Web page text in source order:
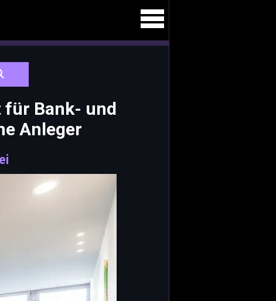
für Bank- und
Anleger